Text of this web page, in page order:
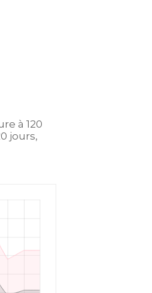
à 120
jours,